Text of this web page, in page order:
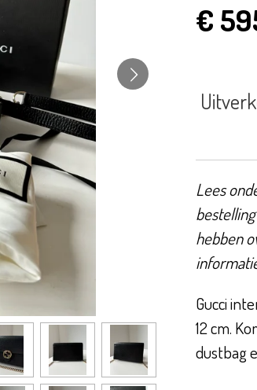
€
Lees
hebben
Gucci
12 cm.
dustbag